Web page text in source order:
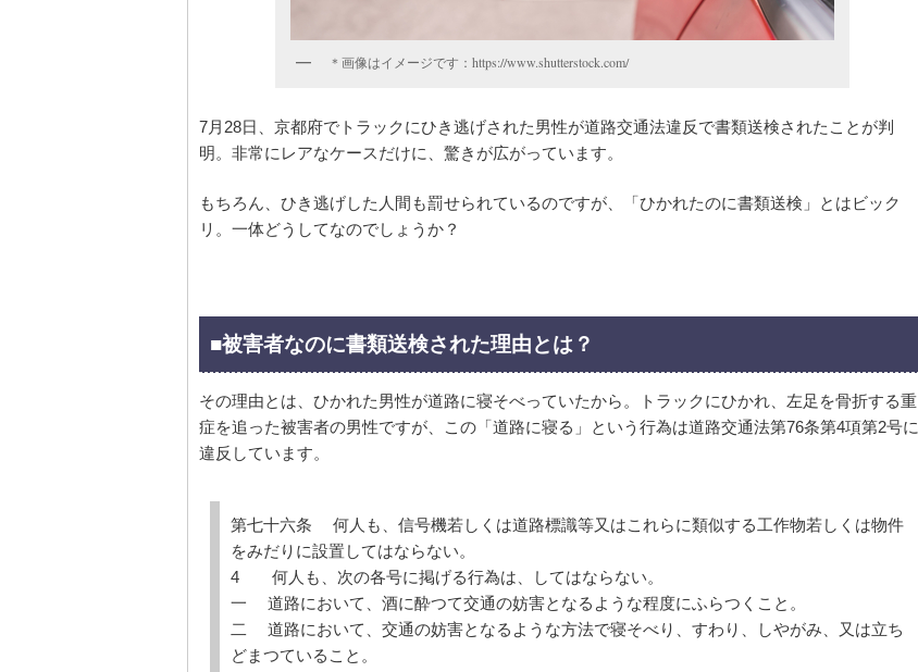
＊画像はイメージです：https://www.shutterstock.com/
7月28日、京都府でトラックにひき逃げされた男性が道路交通法違反で書類送検されたことが判
明。非常にレアなケースだけに、驚きが広がっています。
もちろん、ひき逃げした人間も罰せられているのですが、「ひかれたのに書類送検」とはビック
リ。一体どうしてなのでしょうか？
■被害者なのに書類送検された理由とは？
その理由とは、ひかれた男性が道路に寝そべっていたから。トラックにひかれ、左足を骨折する重
症を追った被害者の男性ですが、この「道路に寝る」という行為は道路交通法第76条第4項第2号に
違反しています。
第七十六条 何人も、信号機若しくは道路標識等又はこれらに類似する工作物若しくは物件
をみだりに設置してはならない。
4 何人も、次の各号に掲げる行為は、してはならない。
一 道路において、酒に酔つて交通の妨害となるような程度にふらつくこと。
二 道路において、交通の妨害となるような方法で寝そべり、すわり、しやがみ、又は立ち
どまつていること。